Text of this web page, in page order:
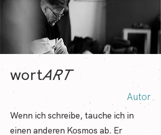
wortART
Autor
Wenn ich schreibe, tauche ich in
einen anderen Kosmos ab. Er